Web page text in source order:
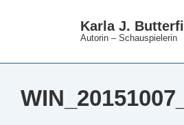
Karla J.
Autorin – Schauspielerin